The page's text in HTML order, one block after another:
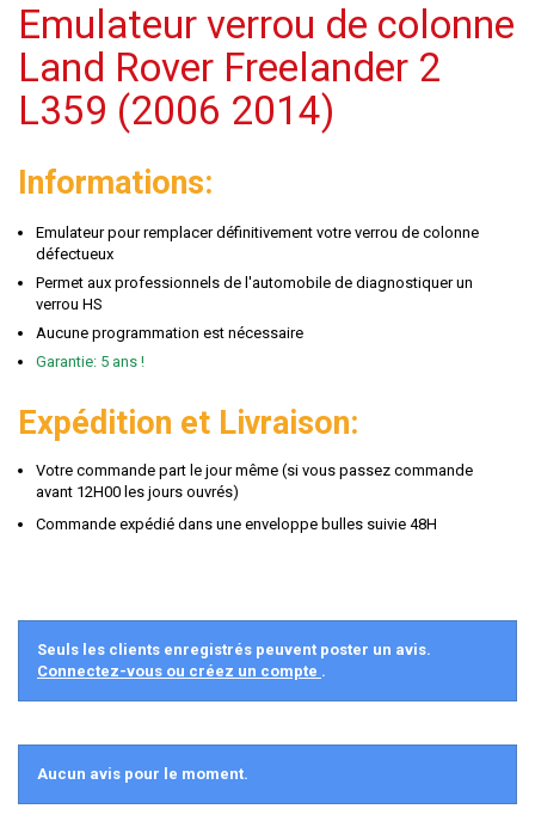
Emulateur verrou de colonne
Land Rover Freelander 2
L359 (2006 2014)
Informations:
Emulateur pour remplacer définitivement votre verrou de colonne
défectueux
Permet aux professionnels de l'automobile de diagnostiquer un
verrou HS
Aucune programmation est nécessaire
Garantie: 5 ans !
Expédition et Livraison:
Votre commande part le jour même (si vous passez commande
avant 12H00 les jours ouvrés)
Commande expédié dans une enveloppe bulles suivie 48H
Seuls les clients enregistrés peuvent poster un avis.
Connectez-vous ou créez un compte .
Aucun avis pour le moment.